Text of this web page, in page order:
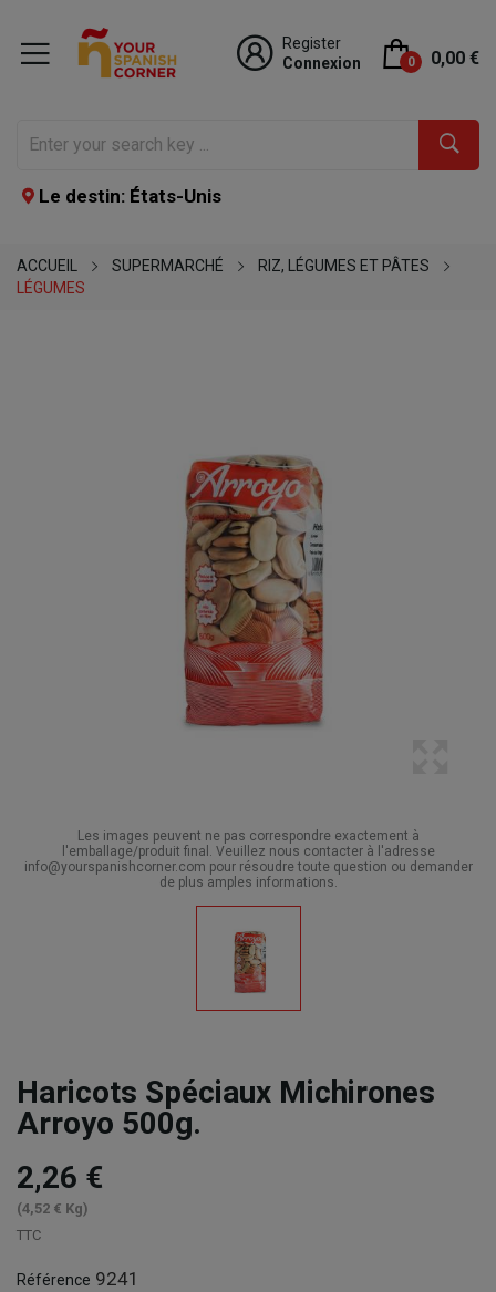
Register
Connexion
0 0,00 €
Le destin: États-Unis
ACCUEIL SUPERMARCHÉ
RIZ, LÉGUMES ET PÂTES
LÉGUMES
Les images peuvent ne pas correspondre exactement à
l'emballage/produit final. Veuillez nous contacter à l'adresse
info@yourspanishcorner.com pour résoudre toute question ou demander
de plus amples informations.
Haricots Spéciaux Michirones
Arroyo 500g.
2,26 €
(4,52 € Kg)
TTC
Référence 9241